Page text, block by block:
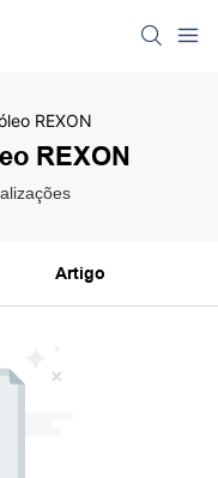
REXON
REXON
Artigo